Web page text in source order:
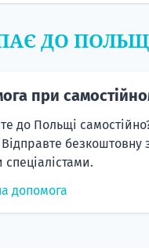
ДО
при
до Польщі
Відправте
допомога